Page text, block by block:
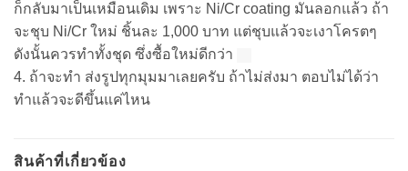
ก็กลับมาเป็นเหมือนเดิม เพราะ Ni/Cr coating มันลอกแล้ว ถ้า
จะชุบ Ni/Cr ใหม่ ชิ้นละ 1,000 บาท แต่ชุบแล้วจะเงาโครตๆ
ดังนั้นควรทำทั้งชุด ซึ่งซื้อใหม่ดีกว่า
4. ถ้าจะทำ ส่งรูปทุกมุมมาเลยครับ ถ้าไม่ส่งมา ตอบไม่ได้ว่า
ทำแล้วจะดีขึ้นแค่ไหน
สินค้าที่เกี่ยวข้อง